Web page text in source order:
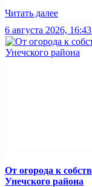
Читать далее
6 августа 2026, 16:43
От огорода к
Унечского района